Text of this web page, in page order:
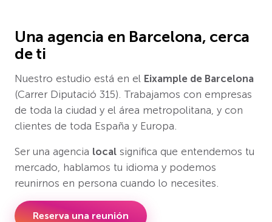
Una agencia en Barcelona, cerca
de ti
Nuestro estudio está en el Eixample de Barcelona
(Carrer Diputació 315). Trabajamos con empresas
de toda la ciudad y el área metropolitana, y con
clientes de toda España y Europa.
Ser una agencia local significa que entendemos tu
mercado, hablamos tu idioma y podemos
reunirnos en persona cuando lo necesites.
Reserva una reunión